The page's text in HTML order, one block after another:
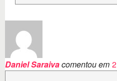
Daniel Saraivacomentou em